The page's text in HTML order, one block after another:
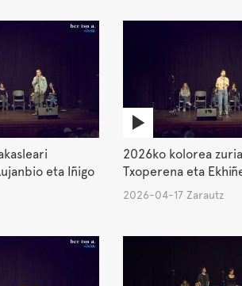
eta Iñigo
2026ko kolorea
Txoperena eta
2026-04-17 Zarautz